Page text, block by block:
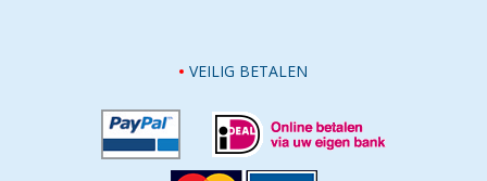
VEILIG BETALEN